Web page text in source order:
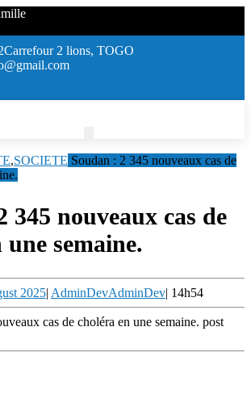
Carrefour 2 lions, TOGO
,SOCIETE Soudan : 2 345 nouveaux cas de
345 nouveaux cas de
une semaine.
2025| AdminDevAdminDev| 14h54